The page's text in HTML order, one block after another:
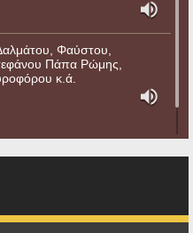
Φαύστου,
Πάπα Ρώμης,
κ.ά.